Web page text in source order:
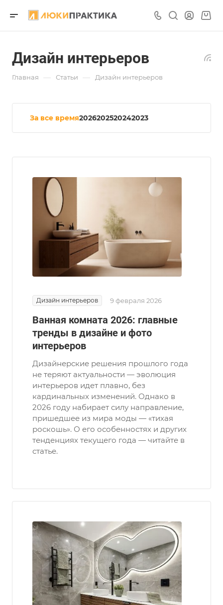
Дизайн интерьеров
Главная — Статьи — Дизайн интерьеров
За все время2026202520242023
Дизайн интерьеров 9 февраля 2026
Ванная комната 2026: главные
тренды в дизайне и фото
интерьеров
Дизайнерские решения прошлого года
не теряют актуальности — эволюция
интерьеров идет плавно, без
кардинальных изменений. Однако в
2026 году набирает силу направление,
пришедшее из мира моды — «тихая
роскошь». О его особенностях и других
тенденциях текущего года — читайте в
статье.